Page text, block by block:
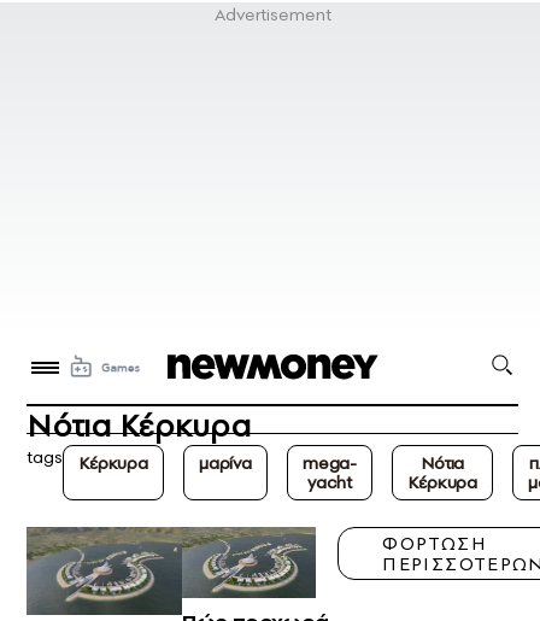
Νότια Κέρκυρα
tags Κέρκυρα μαρίνα
mega-
yacht
Νότια
Κέρκυρα
ΦΟΡΤΩΣΗ